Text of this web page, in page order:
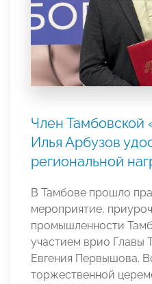
Член
Илья Арбузов
региональной
В Тамбове прошло
мероприятие,
промышленности
участием врио Главы
Евгения Первышова.
торжественной